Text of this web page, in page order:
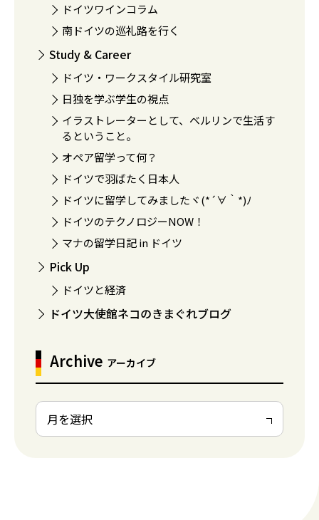
ドイツワインコラム
南ドイツの巡礼路を行く
Study & Career
ドイツ・ワークスタイル研究室
日独を学ぶ学生の視点
イラストレーターとして、ベルリンで生活す
るということ。
オペア留学って何？
ドイツで羽ばたく日本人
ドイツに留学してみましたヾ(*´∀｀*)ﾉ
ドイツのテクノロジーNOW！
マナの留学日記 in ドイツ
Pick Up
ドイツと経済
ドイツ大使館ネコのきまぐれブログ
Archive アーカイブ